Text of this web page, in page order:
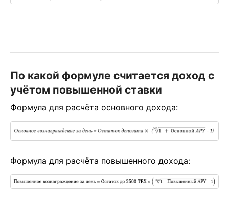
По какой формуле считается доход с
учётом повышенной ставки
Формула для расчёта основного дохода:
Формула для расчёта повышенного дохода: